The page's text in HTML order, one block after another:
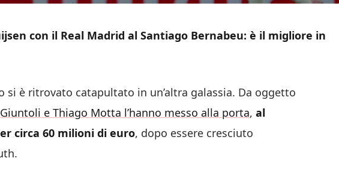
con il Real Madrid al Santiago Bernabeu: è il migliore in
si è ritrovato catapultato in un’altra galassia. Da oggetto
e Thiago Motta l’hanno messo alla porta, al
circa 60 milioni di euro, dopo essere cresciuto